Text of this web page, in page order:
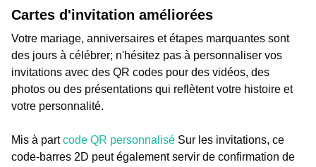
Cartes d'invitation améliorées
Votre mariage, anniversaires et étapes marquantes sont
des jours à célébrer; n'hésitez pas à personnaliser vos
invitations avec des QR codes pour des vidéos, des
photos ou des présentations qui reflètent votre histoire et
votre personnalité.
Mis à partcode QR personnalisé Sur les invitations, ce
code-barres 2D peut également servir de confirmation de